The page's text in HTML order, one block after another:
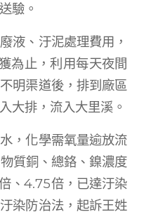
驗。
液、汙泥處理費用，
為止，利用每天夜間
明渠道後，排到廠區
大排，流入大里溪。
，化學需氧量逾放流
質銅、總鉻、鎳濃度
、4.75倍，已達汙染
染防治法，起訴王姓